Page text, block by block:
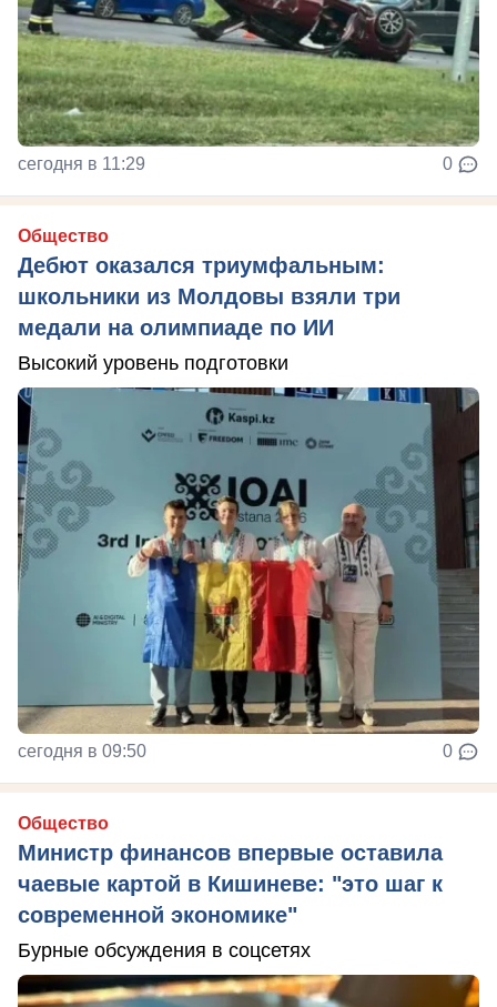
сегодня в 11:29 0
Общество
Дебют оказался триумфальным:
школьники из Молдовы взяли три
медали на олимпиаде по ИИ
Высокий уровень подготовки
сегодня в 09:50 0
Общество
Министр финансов впервые оставила
чаевые картой в Кишиневе: "это шаг к
современной экономике"
Бурные обсуждения в соцсетях